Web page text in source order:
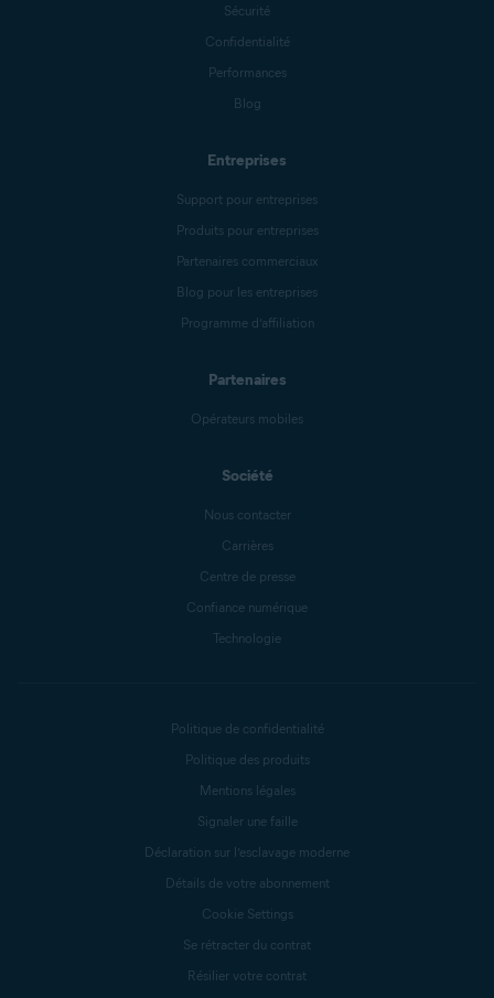
Sécurité
Confidentialité
Performances
Blog
Entreprises
Support pour entreprises
Produits pour entreprises
Partenaires commerciaux
Blog pour les entreprises
Programme d’affiliation
Partenaires
Opérateurs mobiles
Société
Nous contacter
Carrières
Centre de presse
Confiance numérique
Technologie
Politique de confidentialité
Politique des produits
Mentions légales
Signaler une faille
Déclaration sur l’esclavage moderne
Détails de votre abonnement
Cookie Settings
Se rétracter du contrat
Résilier votre contrat